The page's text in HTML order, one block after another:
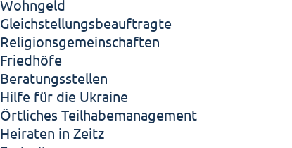
Wohngeld
Gleichstellungsbeauftragte
Religionsgemeinschaften
Friedhöfe
Beratungsstellen
Hilfe für die Ukraine
Örtliches Teilhabemanagement
Heiraten in Zeitz